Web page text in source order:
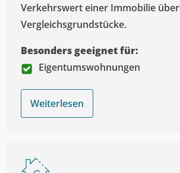
Verkehrswert einer Immobilie über
Vergleichsgrundstücke.
Besonders geeignet für:
Eigentumswohnungen
Weiterlesen